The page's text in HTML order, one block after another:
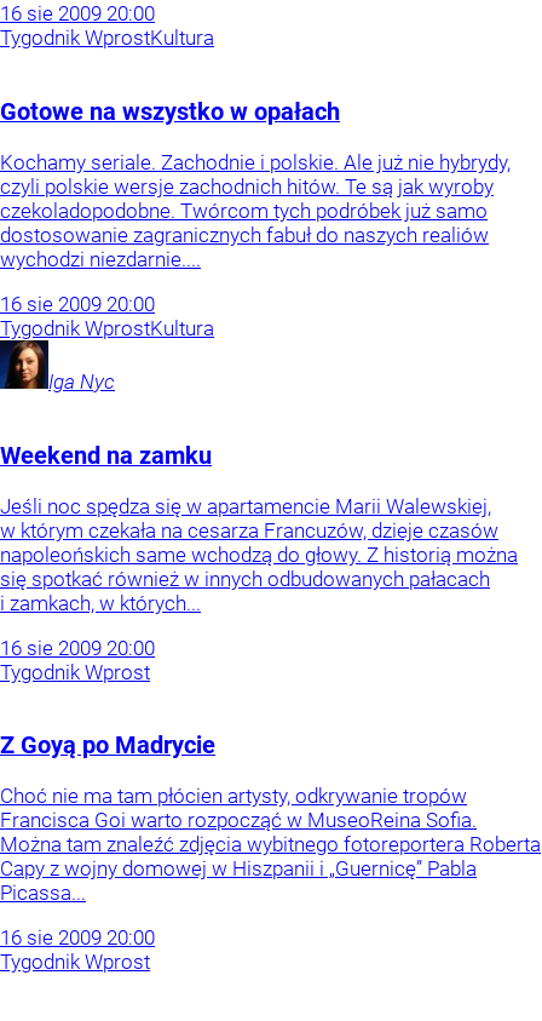
16 sie 2009 20:00
Tygodnik WprostKultura
Gotowe na wszystko w opałach
Kochamy seriale. Zachodnie i polskie. Ale już nie hybrydy,
czyli polskie wersje zachodnich hitów. Te są jak wyroby
czekoladopodobne. Twórcom tych podróbek już samo
dostosowanie zagranicznych fabuł do naszych realiów
wychodzi niezdarnie....
16 sie 2009 20:00
Tygodnik WprostKultura
Iga Nyc
Weekend na zamku
Jeśli noc spędza się w apartamencie Marii Walewskiej,
w którym czekała na cesarza Francuzów, dzieje czasów
napoleońskich same wchodzą do głowy. Z historią można
się spotkać również w innych odbudowanych pałacach
i zamkach, w których...
16 sie 2009 20:00
Tygodnik Wprost
Z Goyą po Madrycie
Choć nie ma tam płócien artysty, odkrywanie tropów
Francisca Goi warto rozpocząć w MuseoReina Sofia.
Można tam znaleźć zdjęcia wybitnego fotoreportera Roberta
Capy z wojny domowej w Hiszpanii i „Guernicę” Pabla
Picassa...
16 sie 2009 20:00
Tygodnik Wprost